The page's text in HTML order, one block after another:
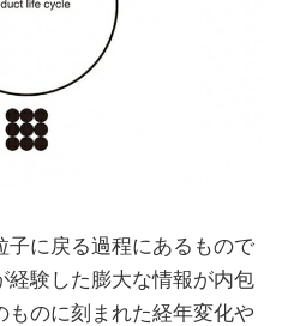
に戻る過程にあるもので
験した膨大な情報が内包
ものに刻まれた経年変化や